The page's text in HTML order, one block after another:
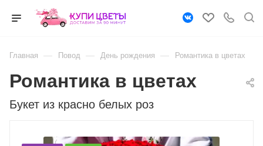
Главная — Повод — День рождения — Романтика в цветах
Букет из красно белых роз
Романтика в цветах